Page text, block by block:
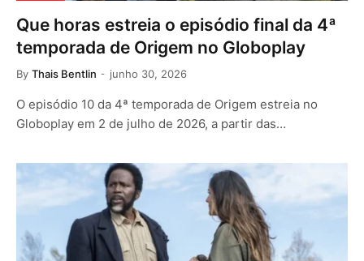
Que horas estreia o episódio final da 4ª
temporada de Origem no Globoplay
By Thais Bentlin junho 30, 2026
O episódio 10 da 4ª temporada de Origem estreia no
Globoplay em 2 de julho de 2026, a partir das…